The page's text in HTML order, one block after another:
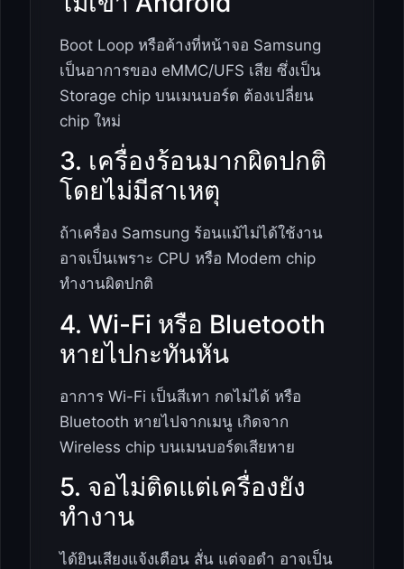
Boot Loop หรือค้างที่หน้าจอ Samsung
เป็นอาการของ eMMC/UFS เสีย ซึ่งเป็น
Storage chip บนเมนบอร์ด ต้องเปลี่ยน
chip ใหม่
3. เครื่องร้อนมากผิดปกติ
โดยไม่มีสาเหตุ
ถ้าเครื่อง Samsung ร้อนแม้ไม่ได้ใช้งาน
อาจเป็นเพราะ CPU หรือ Modem chip
ทำงานผิดปกติ
4. Wi-Fi หรือ Bluetooth
หายไปกะทันหัน
อาการ Wi-Fi เป็นสีเทา กดไม่ได้ หรือ
Bluetooth หายไปจากเมนู เกิดจาก
Wireless chip บนเมนบอร์ดเสียหาย
5. จอไม่ติดแต่เครื่องยัง
ทำงาน
ได้ยินเสียงแจ้งเตือน สั่น แต่จอดำ อาจเป็น